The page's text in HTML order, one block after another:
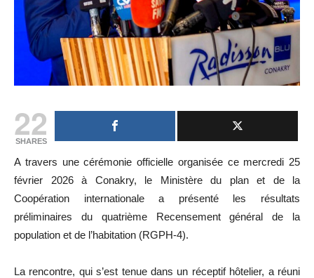
22
SHARES
A travers une cérémonie officielle organisée ce mercredi 25
février 2026 à Conakry, le Ministère du plan et de la
Coopération internationale a présenté les résultats
préliminaires du quatrième Recensement général de la
population et de l’habitation (RGPH-4).
La rencontre, qui s’est tenue dans un réceptif hôtelier, a réuni